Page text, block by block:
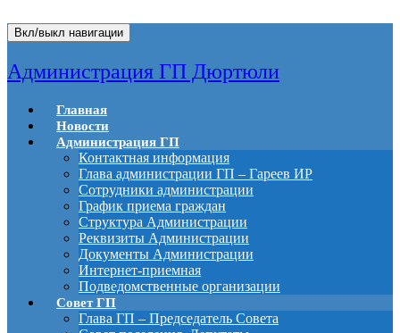
Вкл/выкл навигации
Администрация ГП Дюртюли
Главная
Новости
Администрация ГП
Контактная информация
Глава администрации ГП – Гареев ИР
Сотрудники администрации
График приема граждан
Структура Администрации
Реквизиты Администрации
Документы Администрации
Интернет-приемная
Подведомственные организации
Совет ГП
Глава ГП – Председатель Совета